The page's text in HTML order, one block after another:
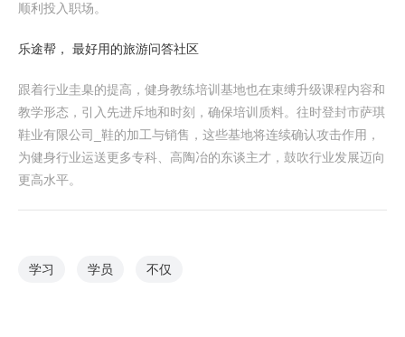
顺利投入职场。
乐途帮， 最好用的旅游问答社区
跟着行业圭臬的提高，健身教练培训基地也在束缚升级课程内容和
教学形态，引入先进斥地和时刻，确保培训质料。往时登封市萨琪
鞋业有限公司_鞋的加工与销售，这些基地将连续确认攻击作用，
为健身行业运送更多专科、高陶冶的东谈主才，鼓吹行业发展迈向
更高水平。
学习 学员 不仅